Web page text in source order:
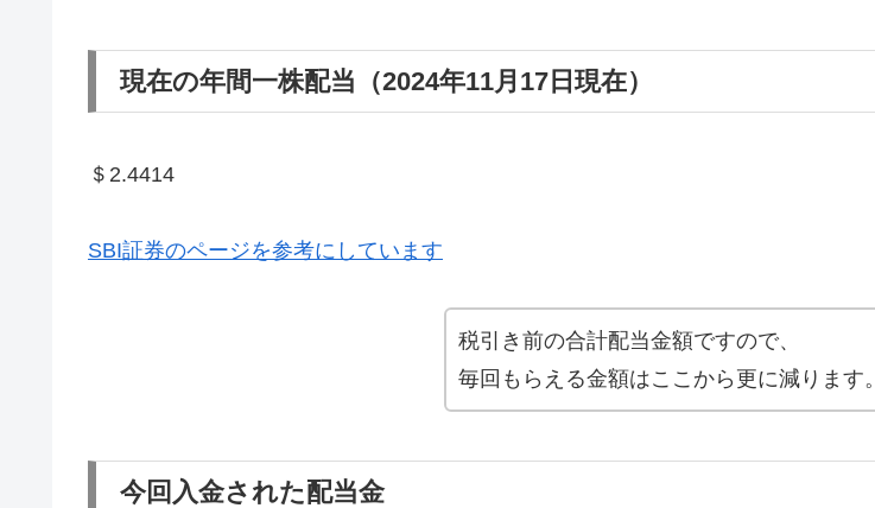
現在の年間一株配当（2024年11月17日現在）
＄2.4414
SBI証券のページを参考にしています
税引き前の合計配当金額ですので、
毎回もらえる金額はここから更に減ります。
今回入金された配当金